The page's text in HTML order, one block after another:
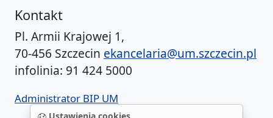
Kontakt
Pl. Armii Krajowej 1,
70-456 Szczecin ekancelaria@um.szczecin.pl
infolinia: 91 424 5000
Administrator BIP UM